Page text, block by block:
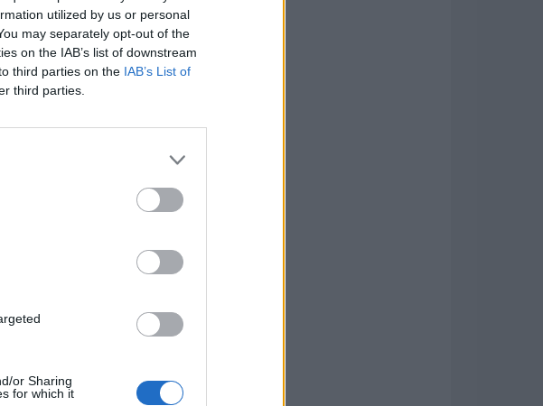
utilized by us or personal
may separately opt-out of the
on the IAB’s list of downstream
third parties on the IAB’s List of
third parties.
or Sharing
for which it
се упатил
во
од
што